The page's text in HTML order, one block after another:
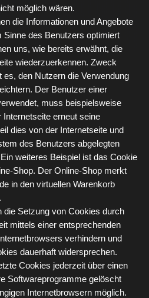
möglich wären.
die Informationen und Angebote
Sinne des Benutzers optimiert
uns, wie bereits erwähnt, die
wiederzuerkennen. Zweck
den Nutzern die Verwendung
Der Benutzer einer
muss beispielsweise
erneut seine
dies von der Internetseite und
des Benutzers abgelegten
weiteres Beispiel ist das Cookie
Shop. Der Online-Shop merkt
in den virtuellen Warenkorb
die Setzung von Cookies durch
mittels einer entsprechenden
verhindern und
dauerhaft widersprechen.
Cookies jederzeit über einen
Softwareprogramme gelöscht
Internetbrowsern möglich.